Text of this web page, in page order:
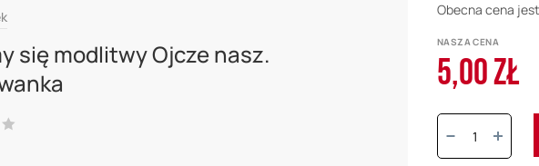
się modlitwy Ojcze nasz.
Obecna cena
NASZA CENA
5,00 ZŁ
Ilość: